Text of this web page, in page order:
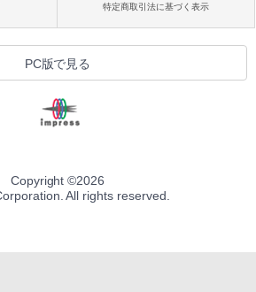
特定商取引法に基づく表示
PC版で見る
Copyright ©2026
All rights reserved.